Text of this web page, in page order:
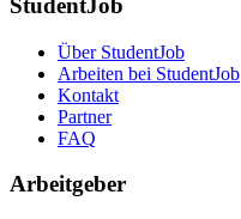
StudentJob
Über StudentJob
Arbeiten bei StudentJob
Kontakt
Partner
FAQ
Arbeitgeber